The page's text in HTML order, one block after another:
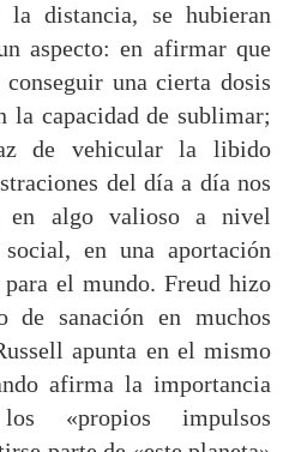
la distancia, se hubieran
aspecto: en afirmar que
una cierta dosis
la capacidad de sublimar;
de vehicular la libido
del día a día nos
en algo valioso a nivel
en una aportación
el mundo. Freud hizo
de sanación en muchos
apunta en el mismo
afirma la importancia
«propios impulsos